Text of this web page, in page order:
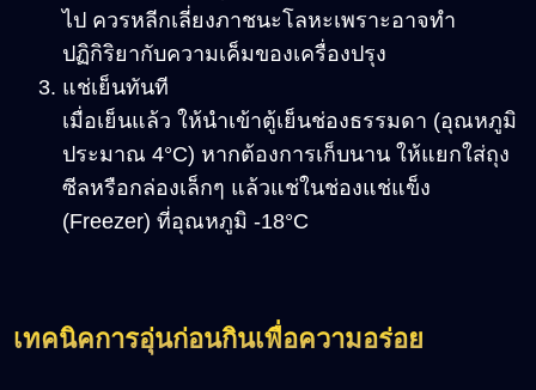
ไป ควรหลีกเลี่ยงภาชนะโลหะเพราะอาจทำ
ปฏิกิริยากับความเค็มของเครื่องปรุง
แช่เย็นทันที
เมื่อเย็นแล้ว ให้นำเข้าตู้เย็นช่องธรรมดา (อุณหภูมิ
ประมาณ 4°C) หากต้องการเก็บนาน ให้แยกใส่ถุง
ซีลหรือกล่องเล็กๆ แล้วแช่ในช่องแช่แข็ง
(Freezer) ที่อุณหภูมิ -18°C
เทคนิคการอุ่นก่อนกินเพื่อความอร่อย